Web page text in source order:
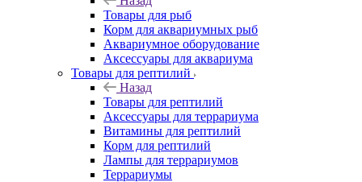
Товары для рыб
Корм для аквариумных рыб
Аквариумное оборудование
Аксессуары для аквариума
Товары для рептилий
Назад
Товары для рептилий
Аксессуары для террариума
Витамины для рептилий
Корм для рептилий
Лампы для террариумов
Террариумы